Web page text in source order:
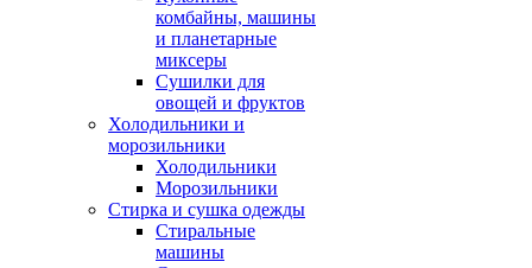
комбайны, машины
и планетарные
миксеры
Сушилки для
овощей и фруктов
Холодильники и
морозильники
Холодильники
Морозильники
Стирка и сушка одежды
Стиральные
машины